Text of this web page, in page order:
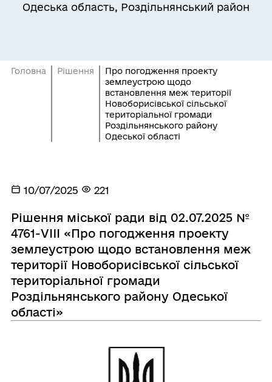
Одеська область, Роздільнянський район
Головна Рішення
Про погодження проекту
землеустрою щодо
встановлення меж території
Новоборисівської сільської
територіальної громади
Роздільнянського району
Одеської області
10/07/2025 221
Рішення міської ради від 02.07.2025 №
4761-VIIІ «Про погодження проекту
землеустрою щодо встановлення меж
території Новоборисівської сільської
територіальної громади
Роздільнянського району Одеської
області»